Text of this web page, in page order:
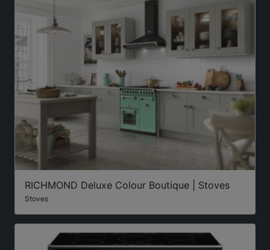
RICHMOND Deluxe Colour Boutique | Stoves
Stoves